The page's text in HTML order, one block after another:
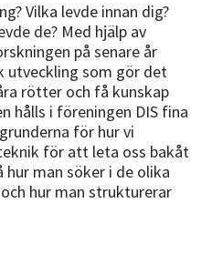
Vilka levde innan dig?
de? Med hjälp av
på senare år
utveckling som gör det
rötter och få kunskap
hålls i föreningen DIS fina
för hur vi
för att leta oss bakåt
hur man söker i de olika
hur man strukturerar